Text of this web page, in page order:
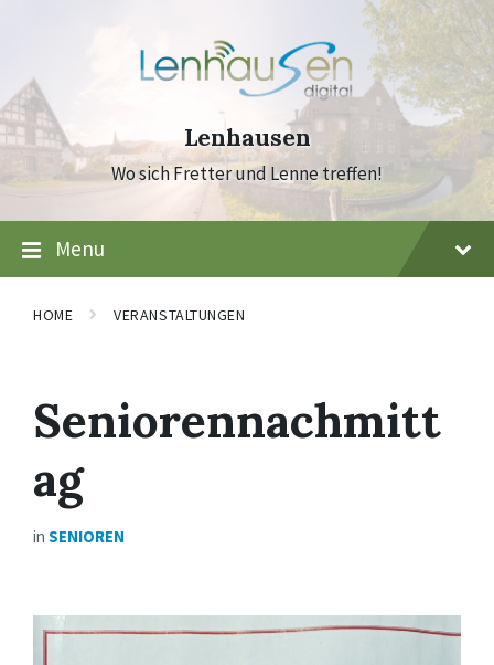
Lenhausen
Wo sich Fretter und Lenne treffen!
Menu
HOME VERANSTALTUNGEN
Seniorennachmitt
ag
in SENIOREN